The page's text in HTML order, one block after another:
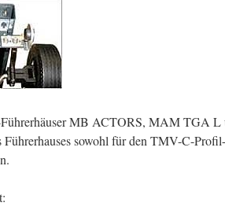
MB ACTORS, MAM TGA
Führerhauses sowohl für den TMV-C-